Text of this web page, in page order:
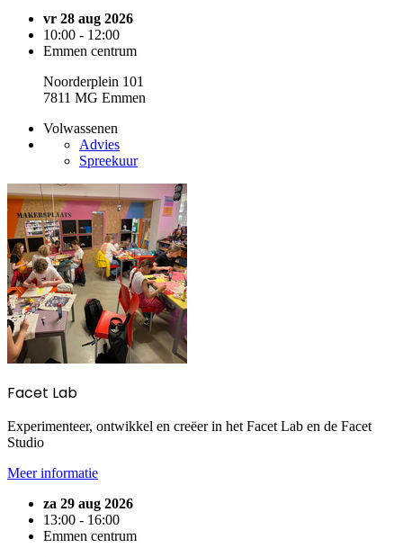
vr 28 aug 2026
10:00 - 12:00
Emmen centrum
Noorderplein 101
7811 MG Emmen
Volwassenen
Advies
Spreekuur
Facet Lab
Experimenteer, ontwikkel en creëer in het Facet Lab en de Facet
Studio
Meer informatie
za 29 aug 2026
13:00 - 16:00
Emmen centrum